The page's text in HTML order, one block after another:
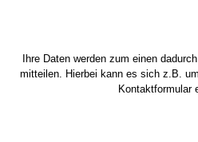
Ihre Daten werden zum einen
mitteilen. Hierbei kann es sich z.B.
Kontaktformular